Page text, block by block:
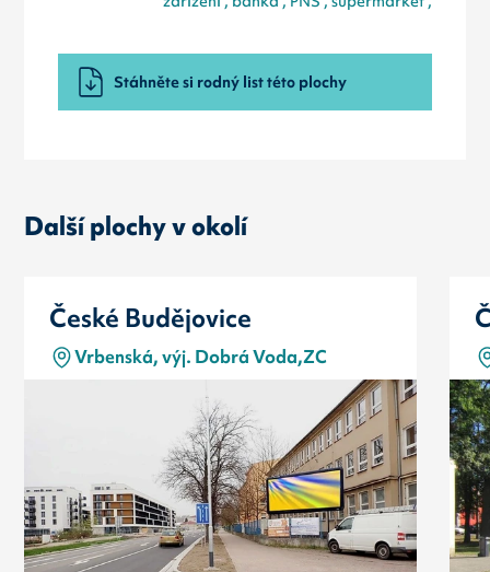
Stáhněte si rodný list této plochy
Další plochy v okolí
České Budějovice
Vrbenská, výj. Dobrá Voda,ZC